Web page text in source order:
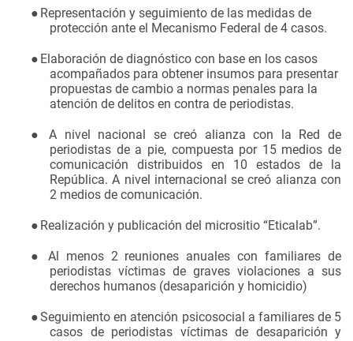
● Representación y seguimiento de las medidas de
protección ante el Mecanismo Federal de 4 casos.
● Elaboración de diagnóstico con base en los casos
acompañados para obtener insumos para presentar
propuestas de cambio a normas penales para la
atención de delitos en contra de periodistas.
●
A nivel nacional se creó alianza con la Red de
periodistas de a pie, compuesta por 15 medios de
comunicación distribuidos en 10 estados de la
República. A nivel internacional se creó alianza con
2 medios de comunicación.
● Realización y publicación del micrositio “Eticalab”.
●
Al menos 2 reuniones anuales con familiares de
periodistas víctimas de graves violaciones a sus
derechos humanos (desaparición y homicidio)
●Seguimiento en atención psicosocial a familiares de 5
casos de periodistas víctimas de desaparición y